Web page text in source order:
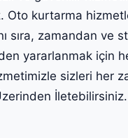
Oto kurtarma
sıra, zamandan
yararlanmak için
sizleri her